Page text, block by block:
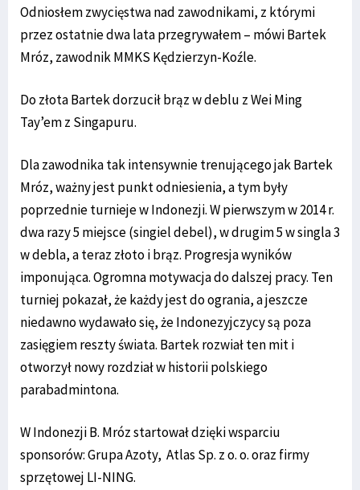
Odniosłem zwycięstwa nad zawodnikami, z którymi
przez ostatnie dwa lata przegrywałem – mówi Bartek
Mróz, zawodnik MMKS Kędzierzyn-Koźle.
Do złota Bartek dorzucił brąz w deblu z Wei Ming
Tay’em z Singapuru.
Dla zawodnika tak intensywnie trenującego jak Bartek
Mróz, ważny jest punkt odniesienia, a tym były
poprzednie turnieje w Indonezji. W pierwszym w 2014 r.
dwa razy 5 miejsce (singiel debel), w drugim 5 w singla 3
w debla, a teraz złoto i brąz. Progresja wyników
imponująca. Ogromna motywacja do dalszej pracy. Ten
turniej pokazał, że każdy jest do ogrania, a jeszcze
niedawno wydawało się, że Indonezyjczycy są poza
zasięgiem reszty świata. Bartek rozwiał ten mit i
otworzył nowy rozdział w historii polskiego
parabadmintona.
W Indonezji B. Mróz startował dzięki wsparciu
sponsorów: Grupa Azoty, Atlas Sp. z o. o. oraz firmy
sprzętowej LI-NING.